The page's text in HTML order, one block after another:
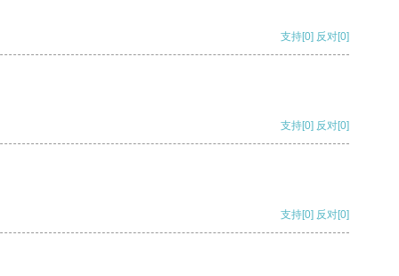
支持[0] 反对[0]
支持[0] 反对[0]
支持[0] 反对[0]